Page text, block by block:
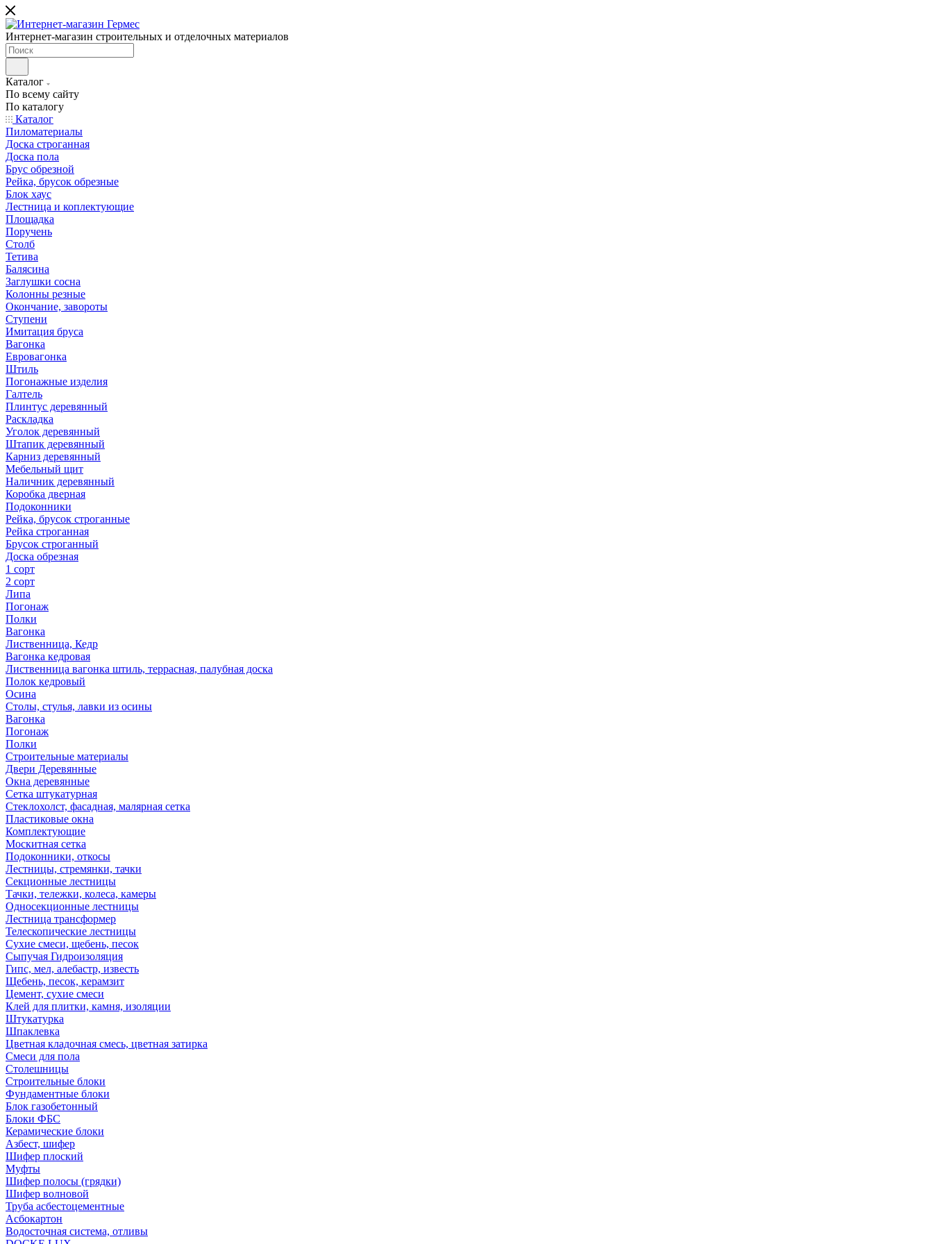
Интернет-магазин строительных и отделочных материалов
Каталог
По всему сайту
По каталогу
Каталог
Пиломатериалы
Доска строганная
Доска пола
Брус обрезной
Рейка, брусок обрезные
Блок хаус
Лестница и коплектующие
Площадка
Поручень
Столб
Тетива
Балясина
Заглушки сосна
Колонны резные
Окончание, завороты
Ступени
Имитация бруса
Вагонка
Евровагонка
Штиль
Погонажные изделия
Галтель
Плинтус деревянный
Раскладка
Уголок деревянный
Штапик деревянный
Карниз деревянный
Мебельный щит
Наличник деревянный
Коробка дверная
Подоконники
Рейка, брусок строганные
Рейка строганная
Брусок строганный
Доска обрезная
1 сорт
2 сорт
Липа
Погонаж
Полки
Вагонка
Лиственница, Кедр
Вагонка кедровая
Лиственница вагонка штиль, террасная, палубная доска
Полок кедровый
Осина
Столы, стулья, лавки из осины
Вагонка
Погонаж
Полки
Строительные материалы
Двери Деревянные
Окна деревянные
Сетка штукатурная
Стеклохолст, фасадная, малярная сетка
Пластиковые окна
Комплектующие
Москитная сетка
Подоконники, откосы
Лестницы, стремянки, тачки
Секционные лестницы
Тачки, тележки, колеса, камеры
Односекционные лестницы
Лестница трансформер
Телескопические лестницы
Сухие смеси, щебень, песок
Сыпучая Гидроизоляция
Гипс, мел, алебастр, известь
Щебень, песок, керамзит
Цемент, сухие смеси
Клей для плитки, камня, изоляции
Штукатурка
Шпаклевка
Цветная кладочная смесь, цветная затирка
Смеси для пола
Столешницы
Строительные блоки
Фундаментные блоки
Блок газобетонный
Блоки ФБС
Керамические блоки
Азбест, шифер
Шифер плоский
Муфты
Шифер полосы (грядки)
Шифер волновой
Труба асбестоцементные
Асбокартон
Водосточная система, отливы